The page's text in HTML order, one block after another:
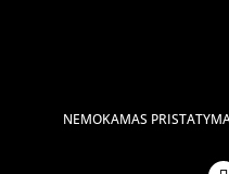
NEMOKAMAS